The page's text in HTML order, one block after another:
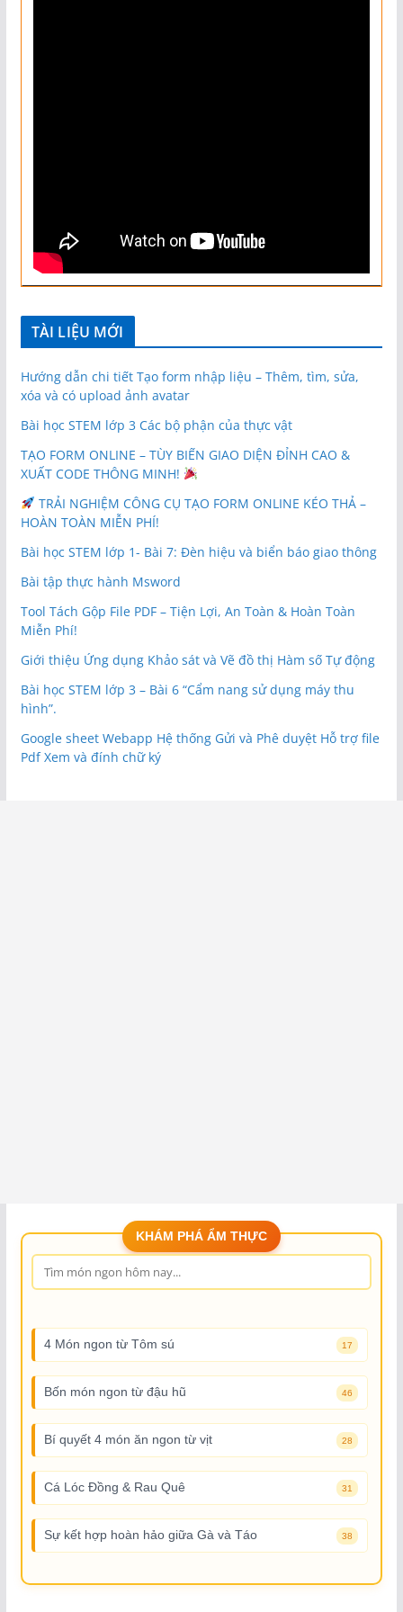
TÀI LIỆU MỚI
Hướng dẫn chi tiết Tạo form nhập liệu – Thêm, tìm, sửa,
xóa và có upload ảnh avatar
Bài học STEM lớp 3 Các bộ phận của thực vật
TẠO FORM ONLINE – TÙY BIẾN GIAO DIỆN ĐỈNH CAO &
XUẤT CODE THÔNG MINH!
TRẢI NGHIỆM CÔNG CỤ TẠO FORM ONLINE KÉO THẢ –
HOÀN TOÀN MIỄN PHÍ!
Bài học STEM lớp 1- Bài 7: Đèn hiệu và biển báo giao thông
Bài tập thực hành Msword
Tool Tách Gộp File PDF – Tiện Lợi, An Toàn & Hoàn Toàn
Miễn Phí!
Giới thiệu Ứng dụng Khảo sát và Vẽ đồ thị Hàm số Tự động
Bài học STEM lớp 3 – Bài 6 “Cẩm nang sử dụng máy thu
hình”.
Google sheet Webapp Hệ thống Gửi và Phê duyệt Hỗ trợ file
Pdf Xem và đính chữ ký
KHÁM PHÁ ẨM THỰC
4 Món ngon từ Tôm sú 17
Bốn món ngon từ đậu hũ 46
Bí quyết 4 món ăn ngon từ vịt 28
Cá Lóc Đồng & Rau Quê 31
Sự kết hợp hoàn hảo giữa Gà và Táo 38